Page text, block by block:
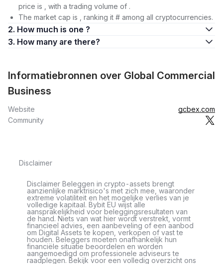
price is , with a trading volume of .
The market cap is , ranking it # among all cryptocurrencies.
2. How much is one ?
3. How many are there?
Informatiebronnen over Global Commercial
Business
Website
gcbex.com
Community
Disclaimer
Disclaimer Beleggen in crypto-assets brengt
aanzienlijke marktrisico's met zich mee, waaronder
extreme volatiliteit en het mogelijke verlies van je
volledige kapitaal. Bybit EU wijst alle
aansprakelijkheid voor beleggingsresultaten van
de hand. Niets van wat hier wordt verstrekt, vormt
financieel advies, een aanbeveling of een aanbod
om Digital Assets te kopen, verkopen of vast te
houden. Beleggers moeten onafhankelijk hun
financiële situatie beoordelen en worden
aangemoedigd om professionele adviseurs te
raadplegen. Bekijk voor een volledig overzicht ons